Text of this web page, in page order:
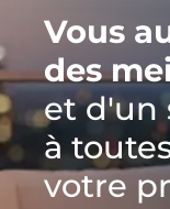
Vous
des
et d'un
à
votre